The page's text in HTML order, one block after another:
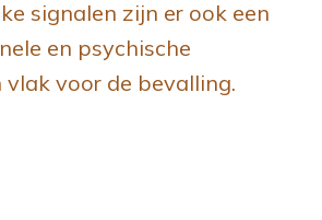
signalen zijn er ook een
en psychische
voor de bevalling.